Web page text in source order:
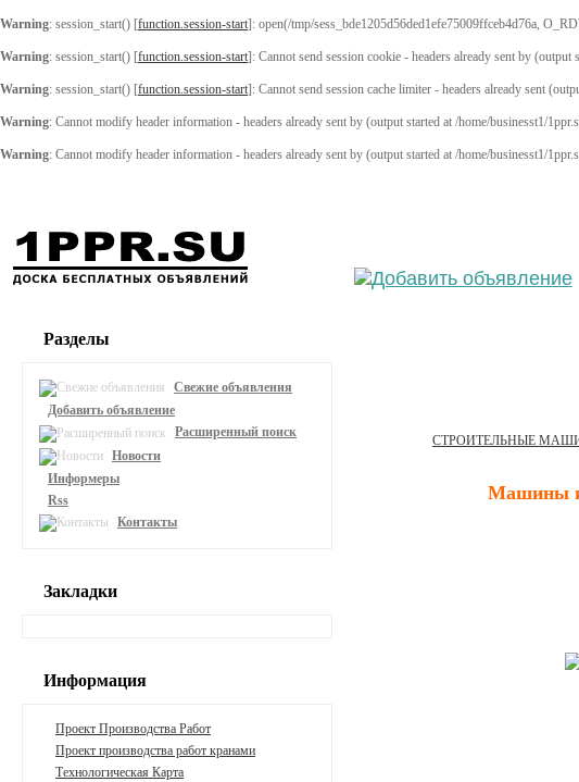
Warning: session_start() [function.session-start]: open(/tmp/sess_bde1205d56ded1efe75009ffceb4d76a,
Warning: session_start() [function.session-start]: Cannot send session cookie - headers already sent by
Warning: session_start() [function.session-start]: Cannot send session cache limiter - headers already sent
Warning: Cannot modify header information - headers already sent by (output started at /home/businesst1/
Warning: Cannot modify header information - headers already sent by (output started at /home/businesst1/
СТРОИТЕЛЬНЫЕ
Машины и
Разделы
Свежие объявления
Добавить объявление
Расширенный поиск
Новости
Информеры
Rss
Контакты
Закладки
Информация
Проект Производства Работ
Проект производства работ кранами
Технологическая Карта